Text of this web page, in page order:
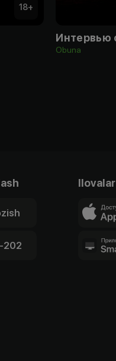
18+
Obuna
202
Ilovalar